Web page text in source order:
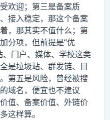
欢迎；第三是备案质
接入稳定，那这个备案
，那其实不值什么；第
分项，但前提是“优
门户、媒体、学校这类
是垃圾站、群发链、目
第五是风险，曾经被搜
域名，便宜也不建议
值、备案价值、外链价
这样算。